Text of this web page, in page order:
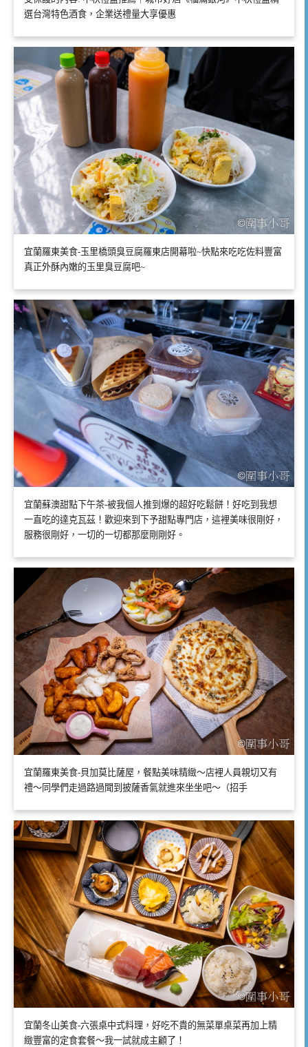
選台灣特色酒食，企業送禮量大享優惠
宜蘭羅東美食-玉里橋頭臭豆腐羅東店開幕啦~快點來吃吃佐料豐富
真正外酥內嫩的玉里臭豆腐吧~
宜蘭蘇澳甜點下午茶-被我個人推到爆的超好吃鬆餅！好吃到我想
一直吃的達克瓦茲！歡迎來到下予甜點專門店，這裡美味很剛好，
服務很剛好，一切的一切都那麼剛剛好。
宜蘭羅東美食-貝加莫比薩屋，餐點美味精緻～店裡人員親切又有
禮～同學們走過路過聞到披薩香氣就進來坐坐吧～（招手
宜蘭冬山美食-六張桌中式料理，好吃不貴的無菜單桌菜再加上精
緻豐富的定食套餐～我一試就成主顧了！